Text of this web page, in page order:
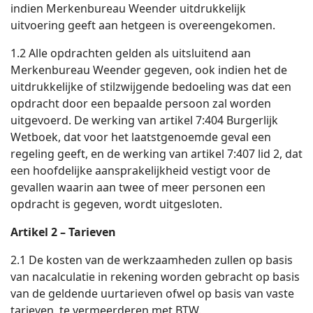
indien Merkenbureau Weender uitdrukkelijk
uitvoering geeft aan hetgeen is overeengekomen.
1.2 Alle opdrachten gelden als uitsluitend aan
Merkenbureau Weender gegeven, ook indien het de
uitdrukkelijke of stilzwijgende bedoeling was dat een
opdracht door een bepaalde persoon zal worden
uitgevoerd. De werking van artikel 7:404 Burgerlijk
Wetboek, dat voor het laatstgenoemde geval een
regeling geeft, en de werking van artikel 7:407 lid 2, dat
een hoofdelijke aansprakelijkheid vestigt voor de
gevallen waarin aan twee of meer personen een
opdracht is gegeven, wordt uitgesloten.
Artikel 2 – Tarieven
2.1 De kosten van de werkzaamheden zullen op basis
van nacalculatie in rekening worden gebracht op basis
van de geldende uurtarieven ofwel op basis van vaste